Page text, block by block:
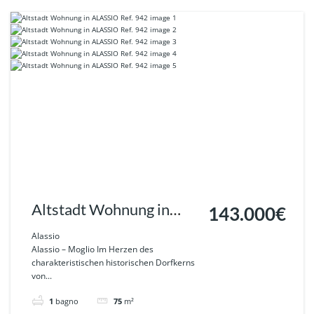
Altstadt Wohnung in
Alassio
Alassio – Moglio Im Herzen des
charakteristischen historischen Dorfkerns
von...
1 bagno 75 m²
143.000€